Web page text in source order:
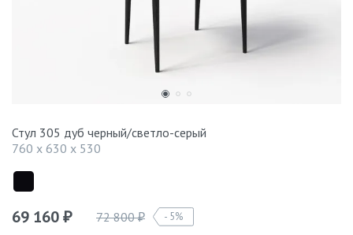
Стул 305 дуб черный/светло-серый
760 x 630 x 530
69 160 ₽ 72 800₽ 5%